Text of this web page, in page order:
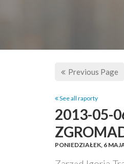
Previous Page
See all raporty
2013-05-
PONIEDZIAŁEK, 6